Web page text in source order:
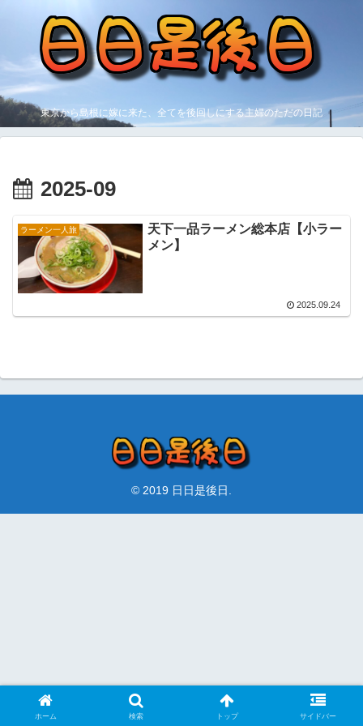
東京から島根に嫁に来た、全てを後回しにする主婦のただの日記
2025-09
ラーメン一人旅
天下一品ラーメン総本店【小ラー
メン】
2025.09.24
© 2019 日日是後日.
ホーム 検索 トップ サイドバー